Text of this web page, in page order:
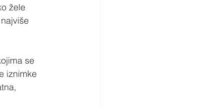
žele
se
iznimke